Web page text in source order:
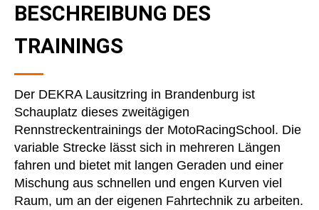
BESCHREIBUNG DES
TRAININGS
Der DEKRA Lausitzring in Brandenburg ist
Schauplatz dieses zweitägigen
Rennstreckentrainings der MotoRacingSchool. Die
variable Strecke lässt sich in mehreren Längen
fahren und bietet mit langen Geraden und einer
Mischung aus schnellen und engen Kurven viel
Raum, um an der eigenen Fahrtechnik zu arbeiten.